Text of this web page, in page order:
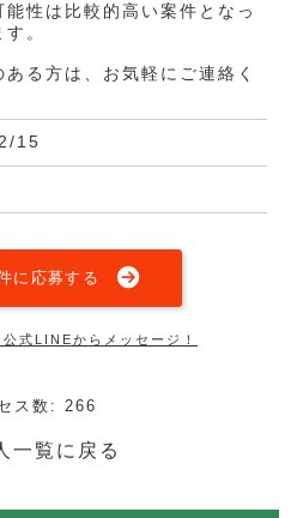
能性は比較的高い案件となっ
。
ある方は、お気軽にご連絡く
15
に応募する
式LINEからメッセージ！
ス数: 266
一覧に戻る